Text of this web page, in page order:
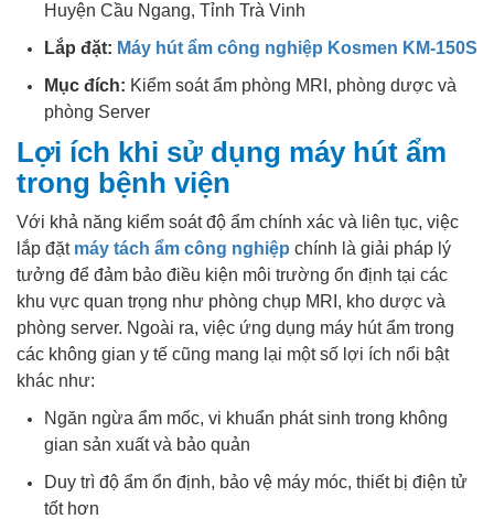
Huyện Cầu Ngang, Tỉnh Trà Vinh
Lắp đặt: Máy hút ẩm công nghiệp Kosmen KM-150S
Mục đích: Kiểm soát ẩm phòng MRI, phòng dược và
phòng Server
Lợi ích khi sử dụng máy hút ẩm
trong bệnh viện
Với khả năng kiểm soát độ ẩm chính xác và liên tục, việc
lắp đặt máy tách ẩm công nghiệp chính là giải pháp lý
tưởng để đảm bảo điều kiện môi trường ổn định tại các
khu vực quan trọng như phòng chụp MRI, kho dược và
phòng server. Ngoài ra, việc ứng dụng máy hút ẩm trong
các không gian y tế cũng mang lại một số lợi ích nổi bật
khác như:
Ngăn ngừa ẩm mốc, vi khuẩn phát sinh trong không
gian sản xuất và bảo quản
Duy trì độ ẩm ổn định, bảo vệ máy móc, thiết bị điện tử
tốt hơn